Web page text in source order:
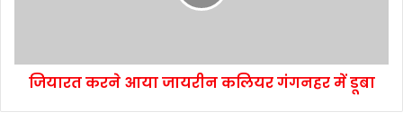
जियारत करने आया जायरीन कलियर गंगनहर में डूबा